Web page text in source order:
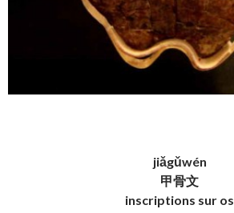
jiǎgǔwén
甲骨文
inscriptions sur os